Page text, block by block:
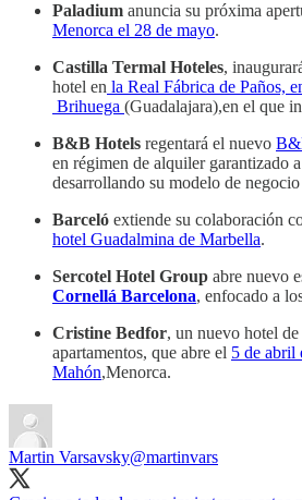
Paladium anuncia su próxima
Menorca el 28 de mayo.
Castilla Termal Hoteles,
hotel en la Real Fábrica de Paños,
Brihuega (Guadalajara),en el que
B&B Hotels regentará el nuevo
en régimen de alquiler garantizado
desarrollando su modelo de negocio
Barceló extiende su colaboración
hotel Guadalmina de Marbella.
Sercotel Hotel Group abre nuevo
Cornellá Barcelona, enfocado a
Cristine Bedfor, un nuevo hotel
apartamentos, que abre el 5 de abril
Mahón,Menorca.
Martin Varsavsky@martinvars